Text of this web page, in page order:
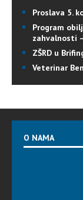
Proslava 5.
Program
zahvalnosti
ZŠRD u
Veterinar
O NAMA